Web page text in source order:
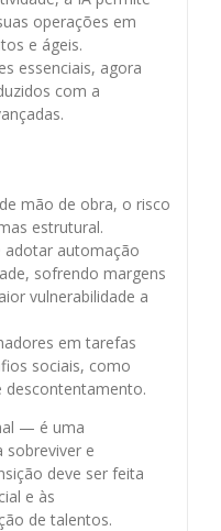
operações em
e ágeis.
essenciais, agora
com a
mão de obra, o risco
estrutural.
adotar automação
sofrendo margens
vulnerabilidade a
em tarefas
sociais, como
descontentamento.
— é uma
sobreviver e
deve ser feita
e às
de talentos.